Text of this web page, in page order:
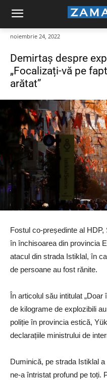
noiembrie 24, 2022
Demirtaș despre
„Focalizați-vă pe
arătat”
Fostul co-președinte al
în închisoarea din provincia
atacul din strada Istiklal, în
de persoane au fost rănite.
În articolul său intitulat
de kilograme de explozibili
poliție în provincia estică,
declarațiile ministrului de
Duminică, pe strada Istiklal
ne-a întristat profund pe toți.